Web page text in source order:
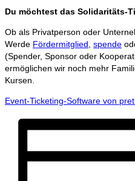
Du möchtest das Solidaritäts-
Ob als Privatperson oder
Werde Fördermitglied spende
(Spender, Sponsor oder
ermöglichen wir noch mehr
Kursen.
Event-Ticketing-Software von